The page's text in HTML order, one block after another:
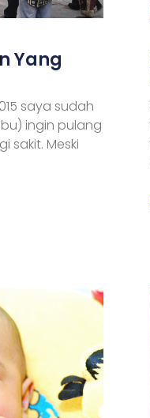
Yang
saya sudah
ingin pulang
sakit. Meski